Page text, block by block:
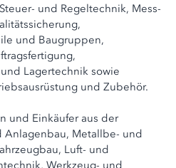
und Regeltechnik, Mess-
und Baugruppen,
Lagertechnik sowie
und Zubehör.
und Einkäufer aus der
Anlagenbau, Metallbe- und
Luft- und
Werkzeug- und